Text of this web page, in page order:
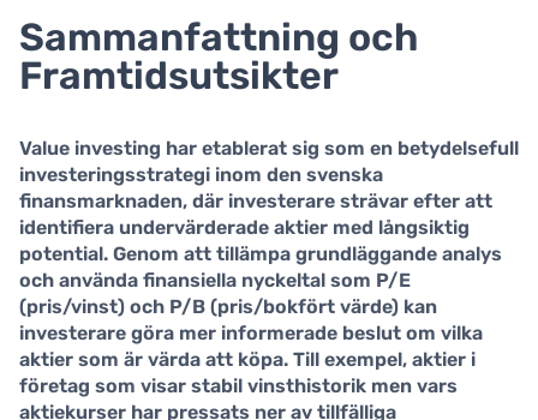
Sammanfattning och
Framtidsutsikter
Value investing har etablerat sig som en betydelsefull
investeringsstrategi inom den svenska
finansmarknaden, där investerare strävar efter att
identifiera undervärderade aktier med långsiktig
potential. Genom att tillämpa grundläggande analys
och använda finansiella nyckeltal som P/E
(pris/vinst) och P/B (pris/bokfört värde) kan
investerare göra mer informerade beslut om vilka
aktier som är värda att köpa. Till exempel, aktier i
företag som visar stabil vinsthistorik men vars
aktiekurser har pressats ner av tillfälliga